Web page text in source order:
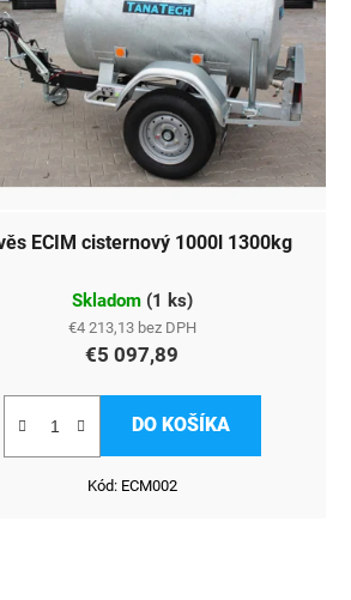
ECIM cisternový 1000l 1300kg
Skladom (1 ks)
€4 213,13 bez DPH
€5 097,89
DO KOŠÍKA
Kód: ECM002